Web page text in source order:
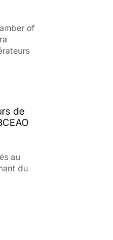
of
de
au
du